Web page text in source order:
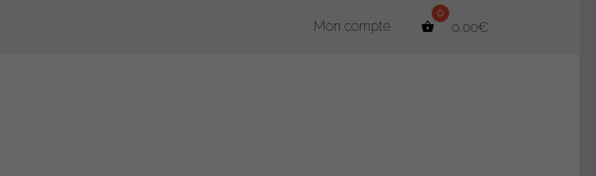
Mon compte 0,00€